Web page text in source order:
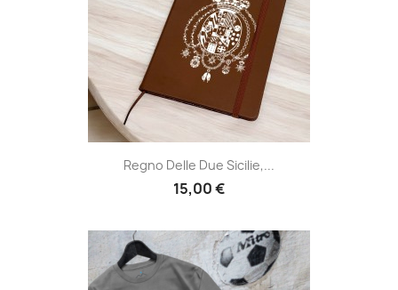
Regno Delle Due Sicilie,...
15,00 €